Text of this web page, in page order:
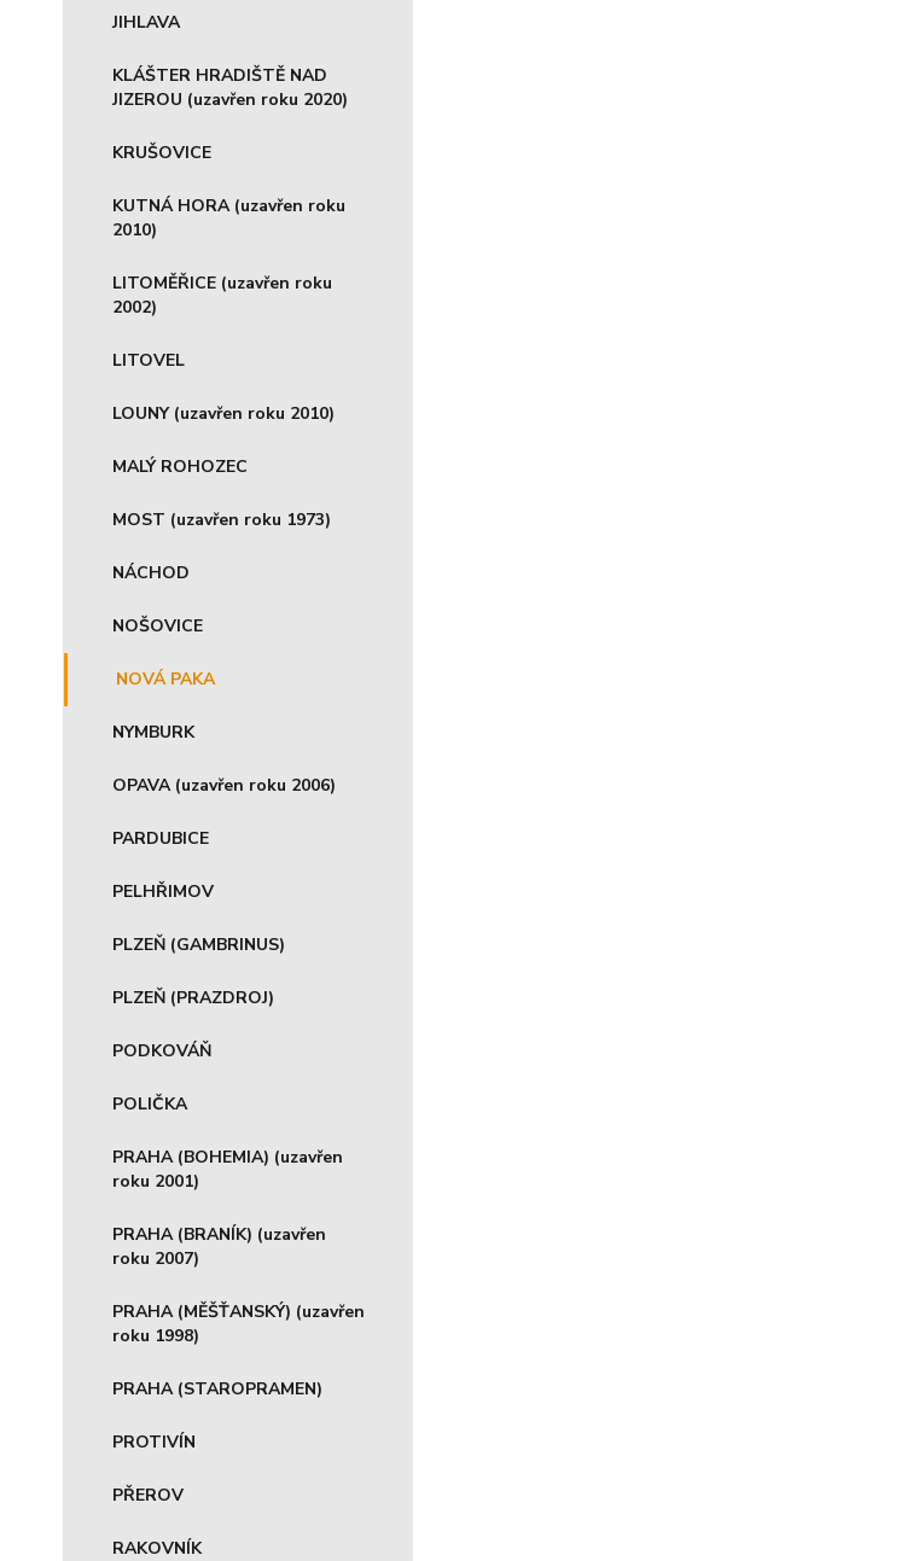
JIHLAVA
KLÁŠTER HRADIŠTĚ NAD
JIZEROU (uzavřen roku 2020)
KRUŠOVICE
KUTNÁ HORA (uzavřen roku
2010)
LITOMĚŘICE (uzavřen roku
2002)
LITOVEL
LOUNY (uzavřen roku 2010)
MALÝ ROHOZEC
MOST (uzavřen roku 1973)
NÁCHOD
NOŠOVICE
NOVÁ PAKA
NYMBURK
OPAVA (uzavřen roku 2006)
PARDUBICE
PELHŘIMOV
PLZEŇ (GAMBRINUS)
PLZEŇ (PRAZDROJ)
PODKOVÁŇ
POLIČKA
PRAHA (BOHEMIA) (uzavřen
roku 2001)
PRAHA (BRANÍK) (uzavřen
roku 2007)
PRAHA (MĚŠŤANSKÝ) (uzavřen
roku 1998)
PRAHA (STAROPRAMEN)
PROTIVÍN
PŘEROV
RAKOVNÍK